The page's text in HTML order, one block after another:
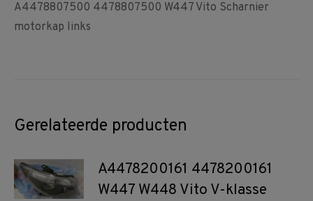
A4478807500 4478807500 W447 Vito Scharnier
motorkap links
Gerelateerde producten
A4478200161 4478200161
W447 W448 Vito V-klasse